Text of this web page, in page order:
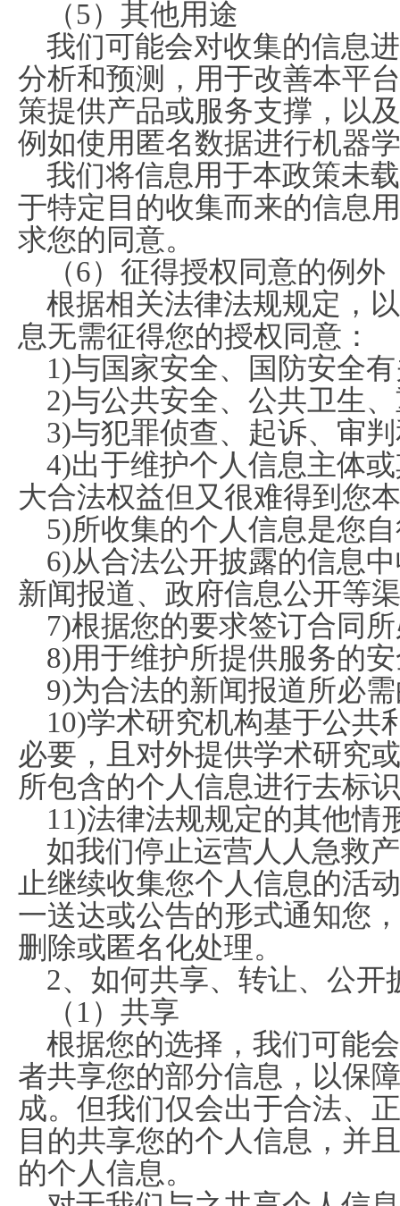
（5）其他用途
我们可能会对收集的信息
分析和预测，用于改善本平
策提供产品或服务支撑，以
例如使用匿名数据进行机器
我们将信息用于本政策未
于特定目的收集而来的信息
求您的同意。
（6）征得授权同意的例外
根据相关法律法规规定，
息无需征得您的授权同意：
1)与国家安全、国防安全
2)与公共安全、公共卫生
3)与犯罪侦查、起诉、审
4)出于维护个人信息主体
大合法权益但又很难得到您
5)所收集的个人信息是您
6)从合法公开披露的信息
新闻报道、政府信息公开等
7)根据您的要求签订合同
8)用于维护所提供服务的
9)为合法的新闻报道所必
10)学术研究机构基于公共
必要，且对外提供学术研究
所包含的个人信息进行去标
11)法律法规规定的其他情
如我们停止运营人人急救
止继续收集您个人信息的活
一送达或公告的形式通知您
删除或匿名化处理。
2、如何共享、转让、公开
（1）共享
根据您的选择，我们可能
者共享您的部分信息，以保
成。但我们仅会出于合法、
目的共享您的个人信息，并
的个人信息。